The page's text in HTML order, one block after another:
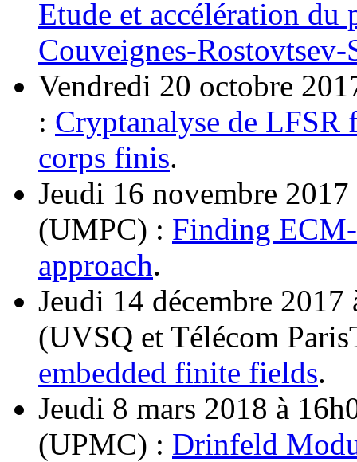
Etude et accélération du
Couveignes-
Vendredi 20 octobre
: Cryptanalyse de LFSR
corps finis.
Jeudi 16 novembre
(UMPC) : Finding
approach.
Jeudi 14 décembre 2017
(UVSQ et Télécom
embedded finite fields.
Jeudi 8 mars 2018 à
(UPMC) : Drinfeld